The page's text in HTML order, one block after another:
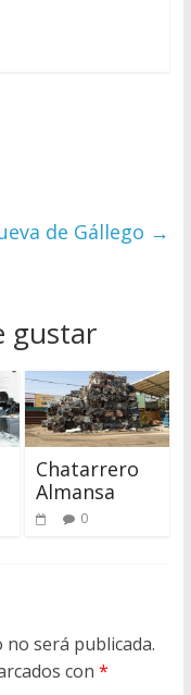
de Gállego →
gustar
Chatarrero
Almansa
0
será publicada.
con *